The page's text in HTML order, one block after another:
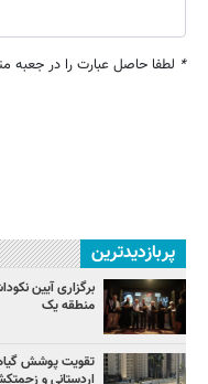
* لطفا حاصل عبارت را در جعبه
پربازدیدترین
برگزاری آیین
منطقه یک
تقویت پوشش
اردستانی و